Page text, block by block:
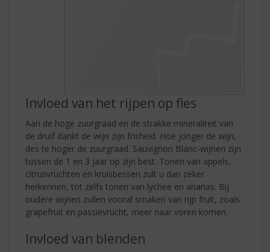
Invloed van het rijpen op fles
Aan de hoge zuurgraad en de strakke mineraliteit van
de druif dankt de wijn zijn frisheid. Hoe jonger de wijn,
des te hoger de zuurgraad. Sauvignon Blanc-wijnen zijn
tussen de 1 en 3 jaar op zijn best. Tonen van appels,
citrusvruchten en kruisbessen zult u dan zeker
herkennen, tot zelfs tonen van lychee en ananas. Bij
oudere wijnen zullen vooral smaken van rijp fruit, zoals
grapefruit en passievrucht, meer naar voren komen.
Invloed van blenden